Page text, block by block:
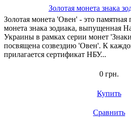
Золотая монета знака
Золотая монета 'Овен' - это памятная
монета знака зодиака, выпущенная
Украины в рамках серии монет
посвящена созвездию 'Овен'. К
прилагается сертификат НБУ...
0 грн.
Купить
Сравнить